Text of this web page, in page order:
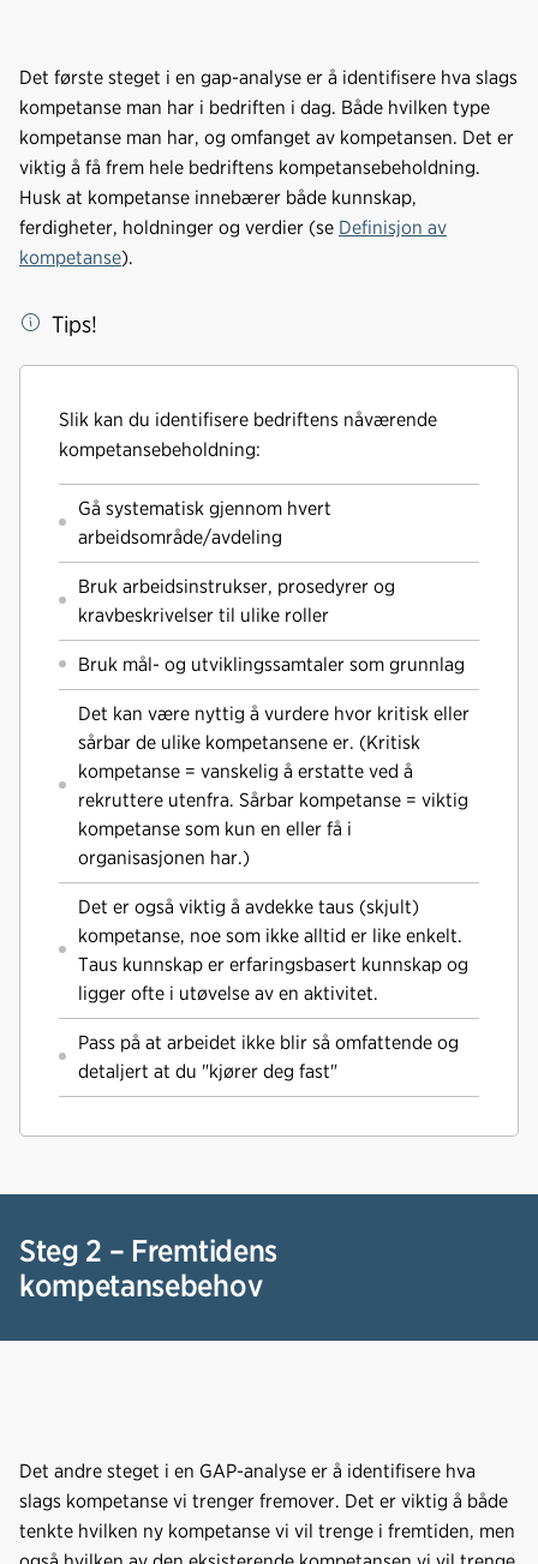
Det første steget i en gap-analyse er å identifisere hva slags
kompetanse man har i bedriften i dag. Både hvilken type
kompetanse man har, og omfanget av kompetansen. Det er
viktig å få frem hele bedriftens kompetansebeholdning.
Husk at kompetanse innebærer både kunnskap,
ferdigheter, holdninger og verdier (se Definisjon av
kompetanse).
Tips!
Slik kan du identifisere bedriftens nåværende
kompetansebeholdning:
Gå systematisk gjennom hvert
arbeidsområde/avdeling
Bruk arbeidsinstrukser, prosedyrer og
kravbeskrivelser til ulike roller
Bruk mål- og utviklingssamtaler som grunnlag
Det kan være nyttig å vurdere hvor kritisk eller
sårbar de ulike kompetansene er. (Kritisk
kompetanse = vanskelig å erstatte ved å
rekruttere utenfra. Sårbar kompetanse = viktig
kompetanse som kun en eller få i
organisasjonen har.)
Det er også viktig å avdekke taus (skjult)
kompetanse, noe som ikke alltid er like enkelt.
Taus kunnskap er erfaringsbasert kunnskap og
ligger ofte i utøvelse av en aktivitet.
Pass på at arbeidet ikke blir så omfattende og
detaljert at du "kjører deg fast"
Steg 2 – Fremtidens
kompetansebehov
Det andre steget i en GAP-analyse er å identifisere hva
slags kompetanse vi trenger fremover. Det er viktig å både
tenkte hvilken ny kompetanse vi vil trenge i fremtiden, men